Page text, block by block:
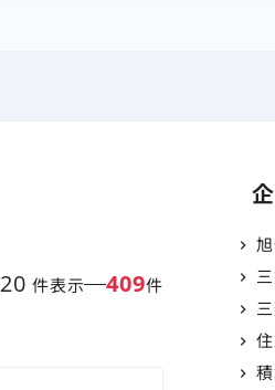
20 件表示 409件